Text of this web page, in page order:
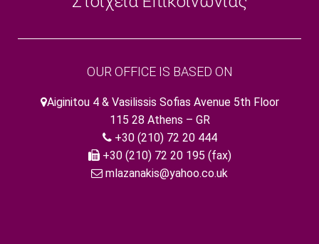
OUR OFFICE IS BASED ON
Aiginitou 4 & Vasilissis Sofias Avenue 5th Floor
115 28 Athens – GR
+30 (210) 72 20 444
+30 (210) 72 20 195 (fax)
mlazanakis@yahoo.co.uk